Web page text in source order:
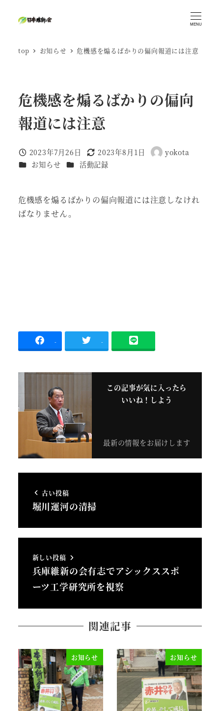
MENU
top お知らせ 危機感を煽るばかりの偏向報道には注意
危機感を煽るばかりの偏向
報道には注意
投稿日
2023年7月26日
更新日
2023年8月1日
著
yokota
カテゴリー
お知らせ カテゴリー
活動記録
危機感を煽るばかりの偏向報道には注意しなけれ
ばなりません。
- -
この記事が気に入ったら
いいね！しよう
最新の情報をお届けします
古い投稿
堀川運河の清掃
新しい投稿
兵庫維新の会有志でアシックススポ
ーツ工学研究所を視察
関連記事
お知らせ お知らせ